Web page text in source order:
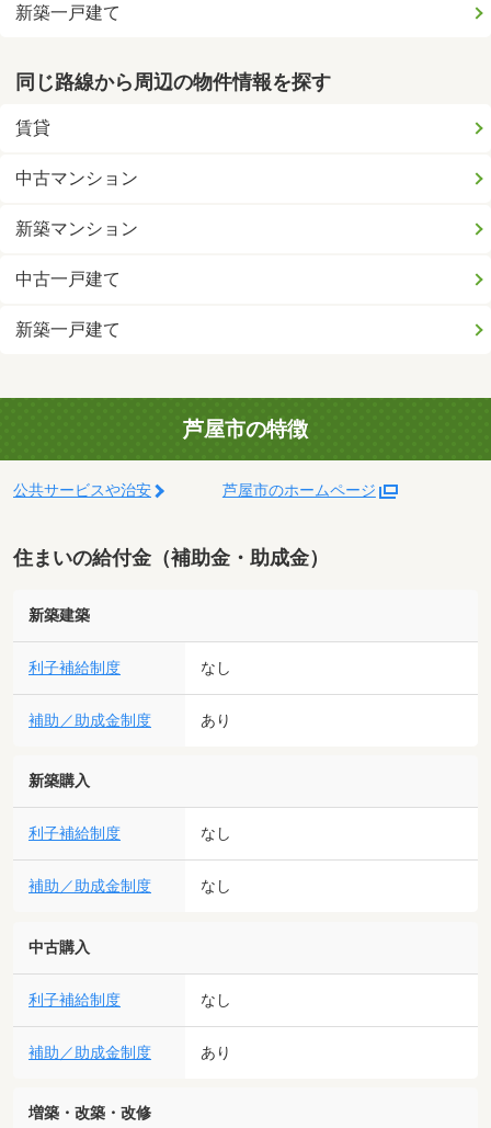
新築一戸建て
同じ路線から周辺の物件情報を探す
賃貸
中古マンション
新築マンション
中古一戸建て
新築一戸建て
芦屋市の特徴
公共サービスや治安 芦屋市のホームページ
住まいの給付金（補助金・助成金）
新築建築
利子補給制度 なし
補助／助成金制度 あり
新築購入
利子補給制度 なし
補助／助成金制度 なし
中古購入
利子補給制度 なし
補助／助成金制度 あり
増築・改築・改修